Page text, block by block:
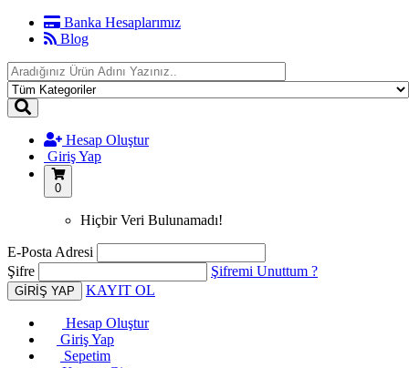
Banka Hesaplarımız
Blog
Hesap Oluştur
Giriş Yap
0
Hiçbir Veri Bulunamadı!
E-Posta Adresi
Şifre
Şifremi Unuttum ?
KAYIT OL
Hesap Oluştur
Giriş Yap
Sepetim